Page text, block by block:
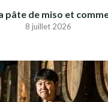
pâte de miso et
8 juillet 2026